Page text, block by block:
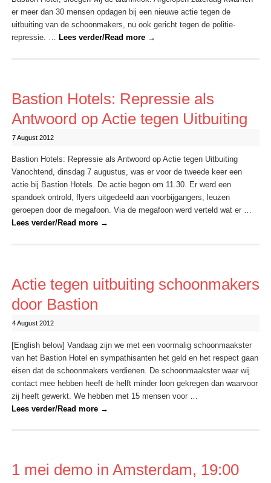
er meer dan 30 mensen opdagen bij een nieuwe actie tegen de
uitbuiting van de schoonmakers, nu ook gericht tegen de politie-
repressie. … Lees verder/Read more →
Bastion Hotels: Repressie als
Antwoord op Actie tegen Uitbuiting
7 August 2012
Bastion Hotels: Repressie als Antwoord op Actie tegen Uitbuiting
Vanochtend, dinsdag 7 augustus, was er voor de tweede keer een
actie bij Bastion Hotels. De actie begon om 11.30. Er werd een
spandoek ontrold, flyers uitgedeeld aan voorbijgangers, leuzen
geroepen door de megafoon. Via de megafoon werd verteld wat er …
Lees verder/Read more →
Actie tegen uitbuiting schoonmakers
door Bastion
4 August 2012
[English below] Vandaag zijn we met een voormalig schoonmaakster
van het Bastion Hotel en sympathisanten het geld en het respect gaan
eisen dat de schoonmakers verdienen. De schoonmaakster waar wij
contact mee hebben heeft de helft minder loon gekregen dan waarvoor
zij heeft gewerkt. We hebben met 15 mensen voor …
Lees verder/Read more →
1 mei demo in Amsterdam, 19:00